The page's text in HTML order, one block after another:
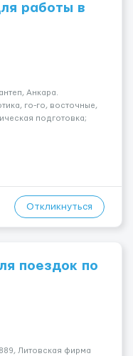
работы в
Анкара.
го-го, восточные,
подготовка;
от четырех месяцев
Откликнуться
поездок по
Литовская фирма